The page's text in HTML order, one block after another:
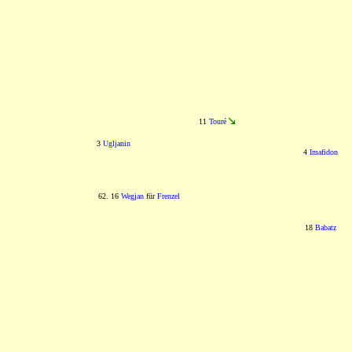
11 Touré
3 Ugljanin
4 Imafidon
62. 16 Wegjan fürFrenzel
18 Babatz